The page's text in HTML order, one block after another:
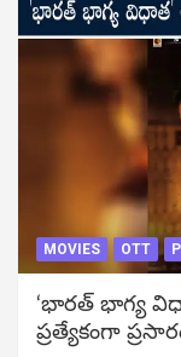
MOVIES OTT
‘భారత్ భాగ్య
ప్రత్యేకంగా